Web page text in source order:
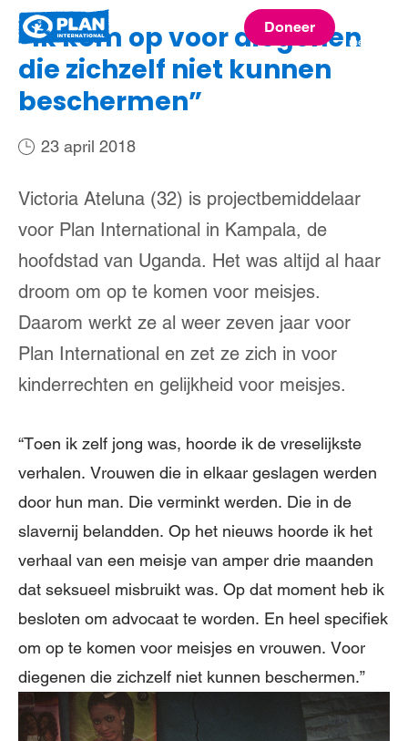
International
Doneer
menu
“Ik kom op voor diegenen
die zichzelf niet kunnen
beschermen”
23 april 2018
Victoria Ateluna (32) is projectbemiddelaar
voor Plan International in Kampala, de
hoofdstad van Uganda. Het was altijd al haar
droom om op te komen voor meisjes.
Daarom werkt ze al weer zeven jaar voor
Plan International en zet ze zich in voor
kinderrechten en gelijkheid voor meisjes.
“Toen ik zelf jong was, hoorde ik de vreselijkste
verhalen. Vrouwen die in elkaar geslagen werden
door hun man. Die verminkt werden. Die in de
slavernij belandden. Op het nieuws hoorde ik het
verhaal van een meisje van amper drie maanden
dat seksueel misbruikt was. Op dat moment heb ik
besloten om advocaat te worden. En heel specifiek
om op te komen voor meisjes en vrouwen. Voor
diegenen die zichzelf niet kunnen beschermen.”